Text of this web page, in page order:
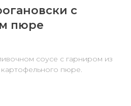
с
пюре
соусе с гарниром из
пюре.